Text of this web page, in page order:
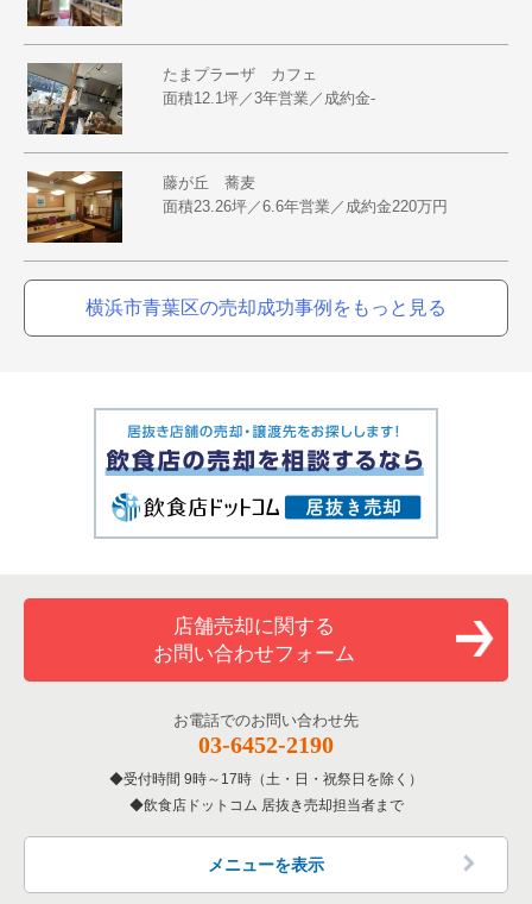
たまプラーザ カフェ
面積12.1坪／3年営業／成約金-
藤が丘 蕎麦
面積23.26坪／6.6年営業／成約金220万円
横浜市青葉区の売却成功事例をもっと見る
店舗売却に関する
お問い合わせフォーム
お電話でのお問い合わせ先
03-6452-2190
受付時間 9時～17時（土・日・祝祭日を除く）
飲食店ドットコム 居抜き売却担当者まで
メニューを表示